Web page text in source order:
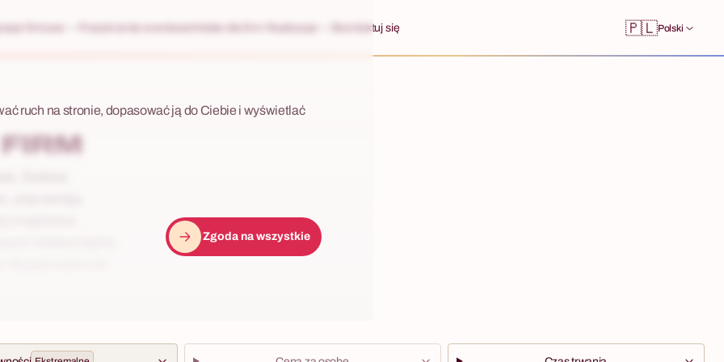
firmowe Skontaktuj się 🇵🇱Polski
ruch na stronie, dopasować ją do Ciebie i wyświetlać
Zgoda na wszystkie
i teleturniejów